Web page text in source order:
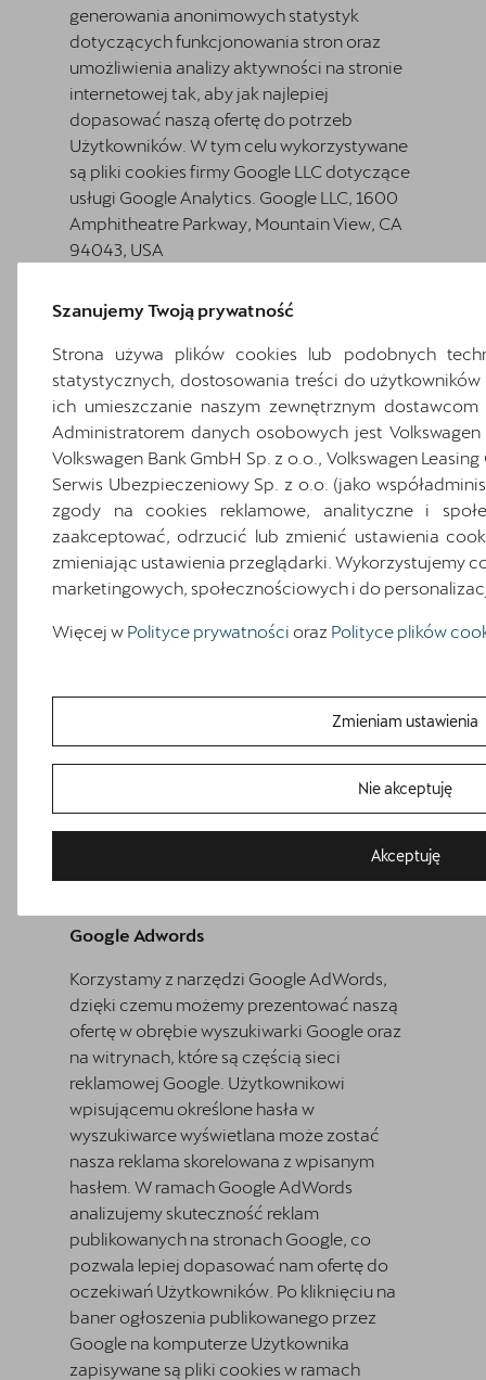
Bezpłatna jazda próbna
Przetestuj model z wybranym silnikiem i skrzynią biegów
generowania anonimowych statystyk
dotyczących funkcjonowania stron oraz
umożliwienia analizy aktywności na stronie
internetowej tak, aby jak najlepiej
dopasować naszą ofertę do potrzeb
Użytkowników. W tym celu wykorzystywane
są pliki cookies firmy Google LLC dotyczące
usługi Google Analytics. Google LLC, 1600
Amphitheatre Parkway, Mountain View, CA
94043, USA
Korzystamy z narzędzi służących do celów
reklamowych oraz re-marketingowych. W
tym celu wykorzystywane są pliki cookies
firmy Google dotyczące usług DoubleClick
(DoubleClick Campaign Manager,
Doubleclick Bid Manager, DoubleClick
Search, DoubleClick Floodlight). Zewnętrzni
dostawcy, instalują odpowiedni kod lub
pixel, aby pobrać informacje o aktywności
podstawie Użytkownikowi, który odwiedził
na innych stronach internetowych
należących do sieci reklamowej naszych
zewnętrznych dostawców (tzw.
remarketing), a także zbierają informacje na
https://policies.google.com/technologies/ads?
Google Adwords
Korzystamy z narzędzi Google AdWords,
dzięki czemu możemy prezentować naszą
ofertę w obrębie wyszukiwarki Google oraz
na witrynach, które są częścią sieci
reklamowej Google. Użytkownikowi
wpisującemu określone hasła w
wyszukiwarce wyświetlana może zostać
nasza reklama skorelowana z wpisanym
hasłem. W ramach Google AdWords
analizujemy skuteczność reklam
publikowanych na stronach Google, co
pozwala lepiej dopasować nam ofertę do
oczekiwań Użytkowników. Po kliknięciu na
baner ogłoszenia publikowanego przez
Google na komputerze Użytkownika
zapisywane są pliki cookies w ramach
Szanujemy Twoją prywatność
Strona używa plików cookies lub podobnych
statystycznych, dostosowania treści do
ich umieszczanie naszym zewnętrznym
Administratorem danych osobowych jest
Volkswagen Bank GmbH Sp. z o.o., Volkswagen
Serwis Ubezpieczeniowy Sp. z o.o. (jako
zgody na cookies reklamowe, analityczne i
zaakceptować, odrzucić lub zmienić ustawienia
zmieniając ustawienia przeglądarki. Wykorzystujemy
marketingowych, społecznościowych i do
Więcej w Polityce prywatności oraz Polityce plików
Zmieniam ustawienia
Nie akceptuję
Akceptuję